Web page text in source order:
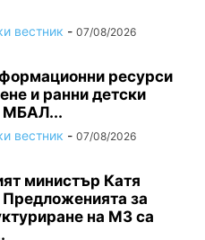
вестник - 07/08/2026
ресурси
и ранни детски
МБАЛ...
вестник - 07/08/2026
министър Катя
за
на МЗ са